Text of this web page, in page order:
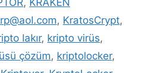
, KRAKEN
, KratosCrypt,
lakır, kripto virüs,
çözüm, kriptolocker,